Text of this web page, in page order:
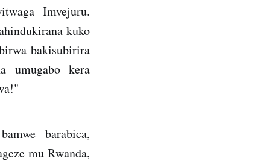
Imvejuru.
kuko
bakisubirira
umugabo kera
barabica,
mu Rwanda,